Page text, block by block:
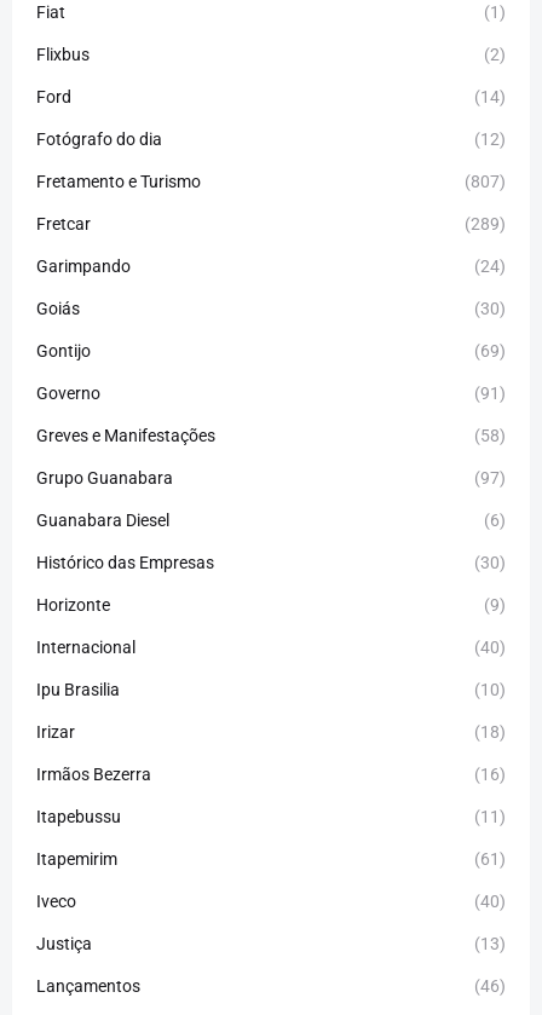
Fiat (1)
Flixbus (2)
Ford (14)
Fotógrafo do dia (12)
Fretamento e Turismo (807)
Fretcar (289)
Garimpando (24)
Goiás (30)
Gontijo (69)
Governo (91)
Greves e Manifestações (58)
Grupo Guanabara (97)
Guanabara Diesel (6)
Histórico das Empresas (30)
Horizonte (9)
Internacional (40)
Ipu Brasilia (10)
Irizar (18)
Irmãos Bezerra (16)
Itapebussu (11)
Itapemirim (61)
Iveco (40)
Justiça (13)
Lançamentos (46)